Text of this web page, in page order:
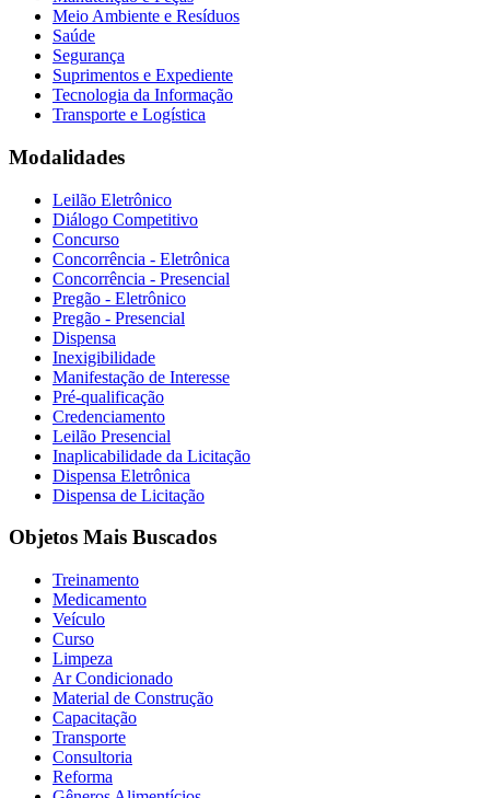
Meio Ambiente e Resíduos
Saúde
Segurança
Suprimentos e Expediente
Tecnologia da Informação
Transporte e Logística
Modalidades
Leilão Eletrônico
Diálogo Competitivo
Concurso
Concorrência - Eletrônica
Concorrência - Presencial
Pregão - Eletrônico
Pregão - Presencial
Dispensa
Inexigibilidade
Manifestação de Interesse
Pré-qualificação
Credenciamento
Leilão Presencial
Inaplicabilidade da Licitação
Dispensa Eletrônica
Dispensa de Licitação
Objetos Mais Buscados
Treinamento
Medicamento
Veículo
Curso
Limpeza
Ar Condicionado
Material de Construção
Capacitação
Transporte
Consultoria
Reforma